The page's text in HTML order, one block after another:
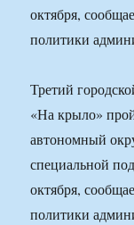
октября,
политики
Третий
«На крыло»
автономный
специальной
октября,
политики